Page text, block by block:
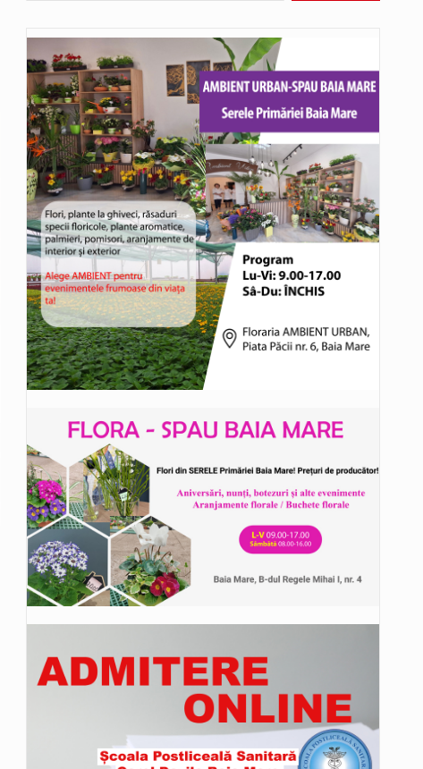
artistice și sportive care vor avea loc pe…
intrebat în aceste zile: Dacă aplicațiile…
rundă de evaluare. Un număr…
(ITU) va depăși pragul critic de 80 de…
COD GALBEN. Interval de valabilitate: 07 august, ora 12.00 – 07 august, ora 23.00 / Fenomene vizate: instabilitate atmosferică, intensificări…
dezbătut ieri și în final adoptat de…
mărul discordiei între administrații.…